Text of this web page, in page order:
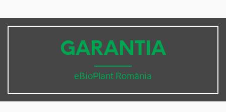
GARANTIA
eBioPlant România